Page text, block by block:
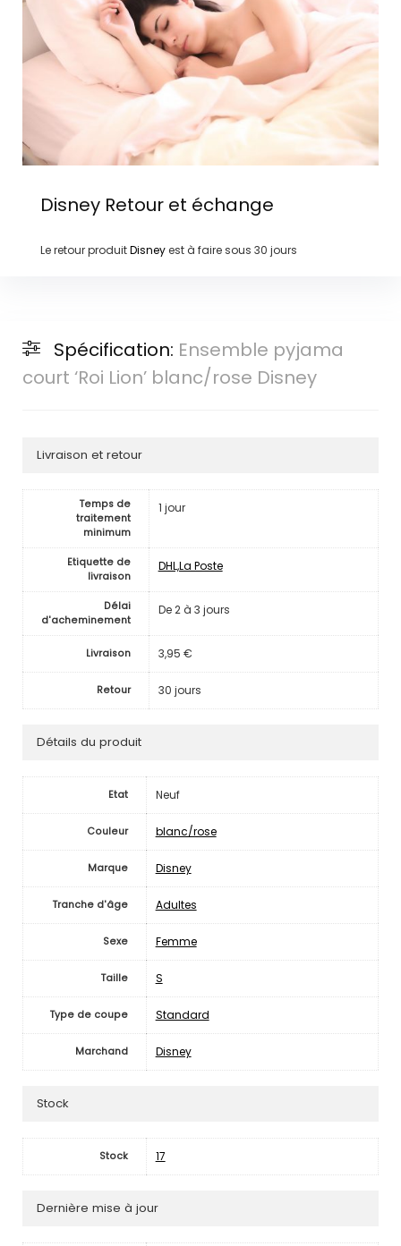
DisneyRetour et échange
Le retour produitDisneyest à faire sous 30 jours
Spécification: Ensemble pyjama
court ‘Roi Lion’ blanc/rose Disney
Livraison et retour
Temps de
traitement
minimum
1 jour
Etiquette de
livraison
DHL,La Poste
Délai
d'acheminement
De 2 à 3 jours
Livraison 3,95 €
Retour 30 jours
Détails du produit
Etat Neuf
Couleur blanc/rose
Marque Disney
Tranche d'âge Adultes
Sexe Femme
Taille S
Type de coupe Standard
Marchand Disney
Stock
Stock 17
Dernière mise à jour